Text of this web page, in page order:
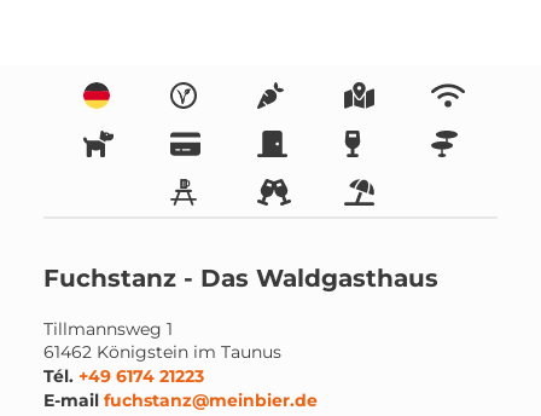
Fuchstanz - Das Waldgasthaus
Tillmannsweg 1
61462 Königstein im Taunus
Tél. +49 6174 21223
E-mail fuchstanz@meinbier.de